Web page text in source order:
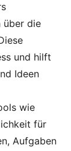
über die
und hilft
Ideen
wie
für
Aufgaben